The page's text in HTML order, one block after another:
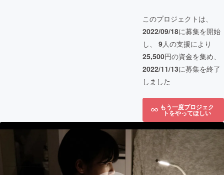
このプロジェクトは、
2022/09/18に募集を開始
し、 9人の支援により
25,500円の資金を集め、
2022/11/13に募集を終了
しました
もう一度プロジェク
トをやってほしい